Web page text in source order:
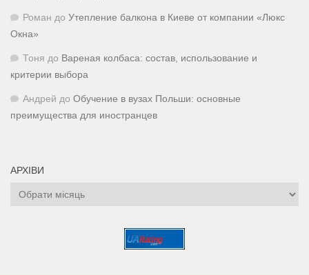
Роман до Утепление балкона в Киеве от компании «Люкс
Окна»
Тоня до Вареная колбаса: состав, использование и
критерии выбора
Андрей до Обучение в вузах Польши: основные
преимущества для иностранцев
АРХІВИ
Архіви